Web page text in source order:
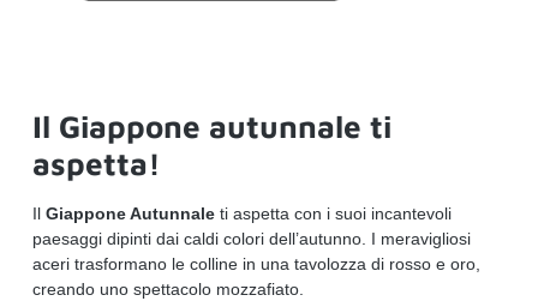
Il Giappone autunnale ti
aspetta!
Il Giappone Autunnale ti aspetta con i suoi incantevoli
paesaggi dipinti dai caldi colori dell’autunno. I meravigliosi
aceri trasformano le colline in una tavolozza di rosso e oro,
creando uno spettacolo mozzafiato.